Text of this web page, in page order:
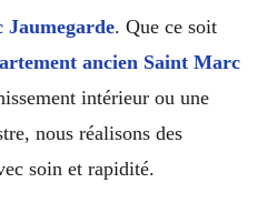
. Que ce soit
ancien Saint Marc
intérieur ou une
nous réalisons des
soin et rapidité.